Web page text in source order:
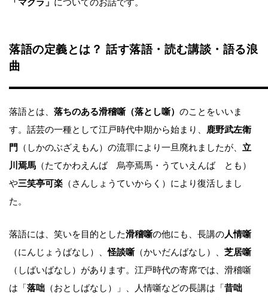
「マクラ」 についてのお話です。
落語の定義とは？ 話す落語・読む講談・語る浪
曲
落語とは、 落ちのある滑稽噺（落とし噺） のことをいいま
す。話芸の一種として江戸時代中期から始まり、
鹿野武左衛
門
（しかのぶざえもん）の流罪により一旦廃れましたが、 立
川焉馬 （たてかわえんば 烏亭焉馬・うていえんば とも）
や三笑亭可楽 （さんしょうていからく）により復活しまし
た。
落語には、笑いを目的とした滑稽噺の他にも、長講の人情噺
（にんじょうばなし）、怪談噺 （かいだんばなし）、 芝居噺
（しばいばなし）があります。江戸時代の寄席では、滑稽噺
は「落咄 （おとしばなし）」、人情噺などの長講は「昔咄